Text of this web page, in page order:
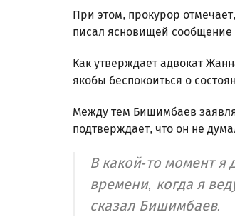
При этом, прокурор
писал ясновищей сообщение
Как утверждает адвокат
якобы беспокоиться о
Между тем Бишимбаев
подтверждает, что он не
В какой-то момент я
времени, когда я
сказал Бишимбаев.